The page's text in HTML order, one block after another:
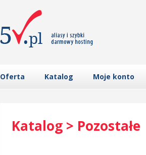
Oferta Katalog Moje konto
Katalog > Pozostałe